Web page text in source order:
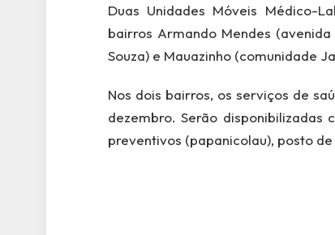
Duas Unidades Móveis Médico-
bairros Armando Mendes
Souza) e Mauazinho (comunidade
Nos dois bairros, os serviços de
dezembro. Serão
preventivos (papanicolau), posto